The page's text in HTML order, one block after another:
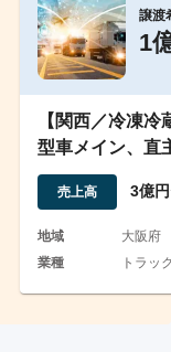
譲渡
1
【関西／冷凍
型車メイン、直
優良な運送会社
売上高 3億
地域
大阪府
業種
トラッ